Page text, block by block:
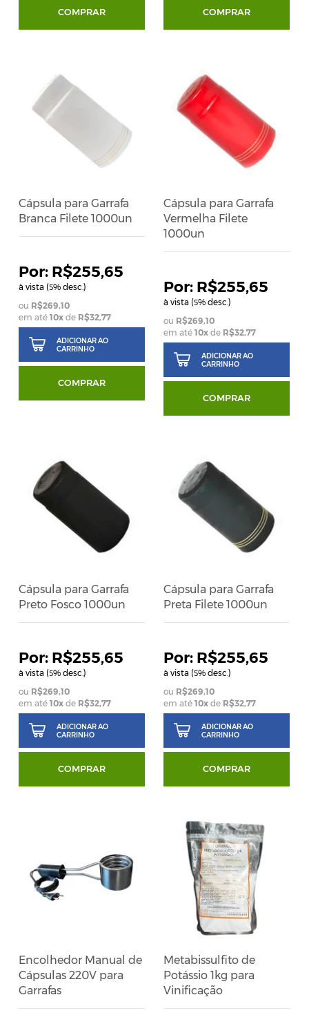
COMPRAR COMPRAR
Cápsula para Garrafa
Branca Filete 1000un
R$255,65
à vista (5% desc.)
R$269,10
em até10x de R$32,77
ADICIONAR AO
CARRINHO
COMPRAR
Cápsula para Garrafa
Vermelha Filete
1000un
R$255,65
à vista (5% desc.)
R$269,10
em até 10xde R$32,77
ADICIONAR AO
CARRINHO
COMPRAR
Cápsula para Garrafa
Preto Fosco 1000un
R$255,65
à vista (5% desc.)
R$269,10
em até10x de R$32,77
ADICIONAR AO
CARRINHO
COMPRAR
Cápsula para Garrafa
Preta Filete 1000un
R$255,65
à vista (5% desc.)
R$269,10
em até 10xde R$32,77
ADICIONAR AO
CARRINHO
COMPRAR
Encolhedor Manual de
Cápsulas 220V para
Garrafas
Metabissulfito de
Potássio 1kg para
Vinificação